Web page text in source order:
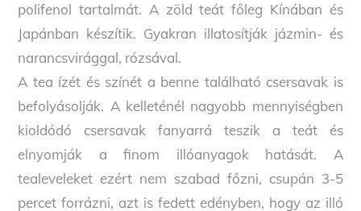
polifenol tartalmát. A zöld teát főleg Kínában és
Japánban készítik. Gyakran illatosítják jázmin- és
narancsvirággal, rózsával.
A tea ízét és színét a benne található csersavak is
befolyásolják. A kelleténél nagyobb mennyiségben
kioldódó csersavak fanyarrá teszik a teát és
elnyomják a finom illóanyagok hatását. A
tealeveleket ezért nem szabad főzni, csupán 3-5
percet forrázni, azt is fedett edényben, hogy az illó